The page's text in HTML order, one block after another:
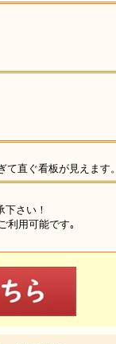
直ぐ看板が見えます。
さい！
利用可能です｡